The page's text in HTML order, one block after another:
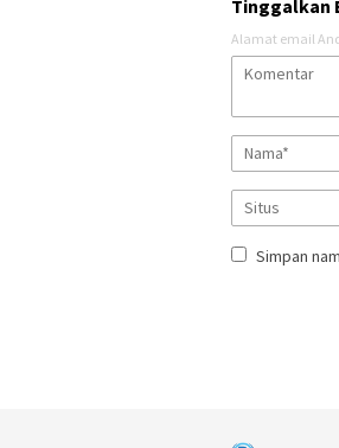
Tinggalkan
Alamat email
Simpan